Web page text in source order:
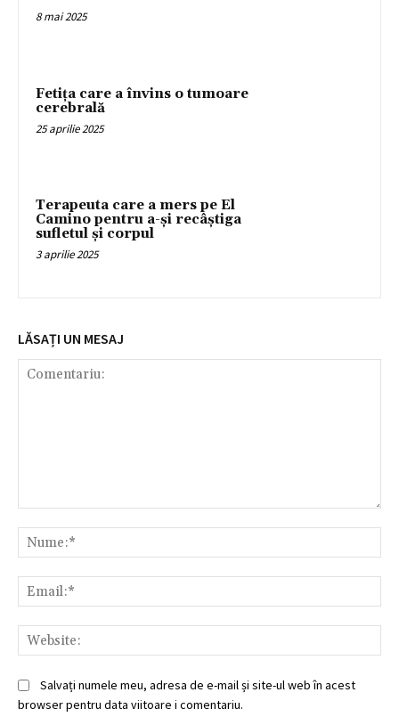
8 mai 2025
Fetița care a învins o tumoare
cerebrală
25 aprilie 2025
Terapeuta care a mers pe El
Camino pentru a-și recâștiga
sufletul și corpul
3 aprilie 2025
LĂSAȚI UN MESAJ
Salvați numele meu, adresa de e-mail și site-ul web în acest
browser pentru data viitoare i comentariu.